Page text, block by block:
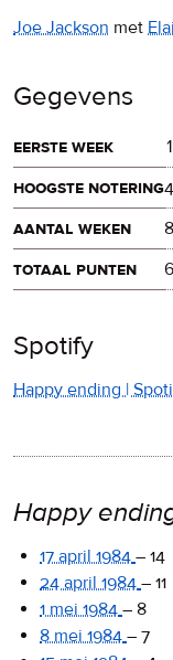
Joe Jackson met
Gegevens
eerste week
hoogste notering4
aantal weken
8
totaal punten
Spotify
Happy ending |
Happy
17 april 1984 – 14
24 april 1984 – 11
1 mei 1984 – 8
8 mei 1984 – 7